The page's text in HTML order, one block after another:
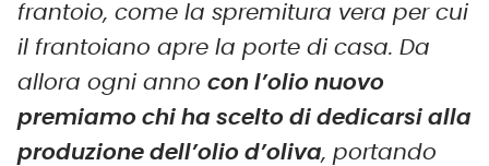
frantoio, come la spremitura vera per cui
il frantoiano apre la porte di casa. Da
allora ogni anno con l’olio nuovo
premiamo chi ha scelto di dedicarsi alla
produzione dell’olio d’oliva, portando